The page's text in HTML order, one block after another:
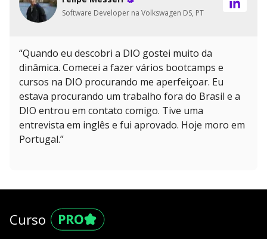
Software Developer na Volkswagen DS, PT
“Quando eu descobri a DIO gostei muito da
dinâmica. Comecei a fazer vários bootcamps e
cursos na DIO procurando me aperfeiçoar. Eu
estava procurando um trabalho fora do Brasil e a
DIO entrou em contato comigo. Tive uma
entrevista em inglês e fui aprovado. Hoje moro em
Portugal.”
Curso